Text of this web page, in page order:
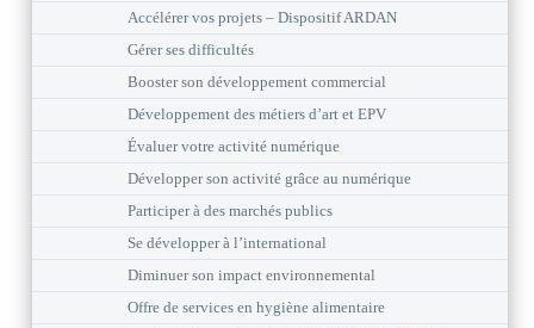
Accélérer vos projets – Dispositif ARDAN
Gérer ses difficultés
Booster son développement commercial
Développement des métiers d’art et EPV
Évaluer votre activité numérique
Développer son activité grâce au numérique
Participer à des marchés publics
Se développer à l’international
Diminuer son impact environnemental
Offre de services en hygiène alimentaire